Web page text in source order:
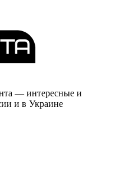
— интересные и
и в Украине